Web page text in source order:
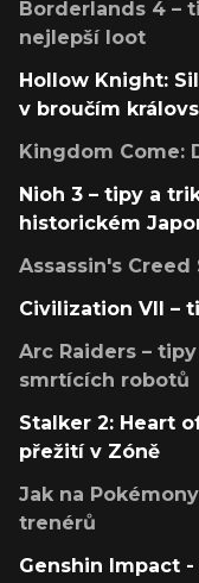
Borderlands 4 –
nejlepší loot
Hollow Knight:
v broučím
Kingdom Come:
Nioh 3 – tipy a
historickém
Assassin's
Civilization VII –
Arc Raiders –
smrtících robotů
Stalker 2: Heart
přežití v Zóně
Jak na
trenérů
Genshin Impact